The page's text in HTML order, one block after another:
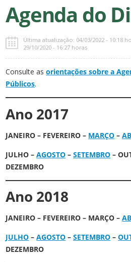
Agenda do
Última atualização: 04/03/2022 - 10:18
29/10/2020 - 16:27 horas
Consulte asorientações sobre a
Públicos.
Ano 2017
JANEIRO – FEVEREIRO – MARÇO –
JULHO –AGOSTO –SETEMBRO –
DEZEMBRO
Ano 2018
JANEIRO – FEVEREIRO – MARÇO –
JULHO –AGOSTO –SETEMBRO –
DEZEMBRO